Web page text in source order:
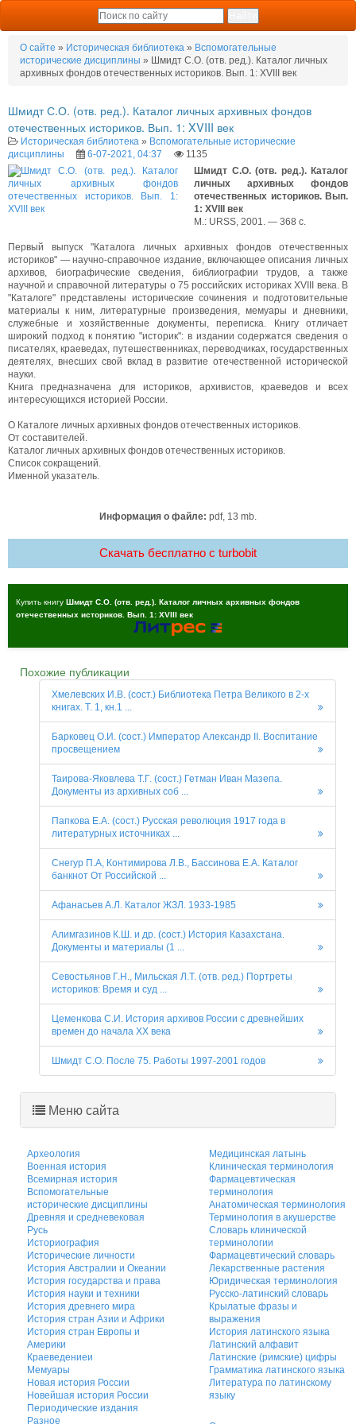
О сайте » Историческая библиотека » Вспомогательные
исторические дисциплины » Шмидт С.О. (отв. ред.). Каталог личных
архивных фондов отечественных историков. Вып. 1: XVIII век
Шмидт С.О. (отв. ред.). Каталог личных архивных фондов
отечественных историков. Вып. 1: XVIII век
Историческая библиотека » Вспомогательные исторические
дисциплины
6-07-2021, 04:37
1135
Шмидт С.О. (отв. ред.). Каталог
личных архивных фондов
отечественных историков. Вып.
1: XVIII век
М.: URSS, 2001. — 368 с.
Первый выпуск "Каталога личных архивных фондов отечественных
историков" — научно-справочное издание, включающее описания личных
архивов, биографические сведения, библиографии трудов, а также
научной и справочной литературы о 75 российских историках XVIII века. В
"Каталоге" представлены исторические сочинения и подготовительные
материалы к ним, литературные произведения, мемуары и дневники,
служебные и хозяйственные документы, переписка. Книгу отличает
широкий подход к понятию "историк": в издании содержатся сведения о
писателях, краеведах, путешественниках, переводчиках, государственных
деятелях, внесших свой вклад в развитие отечественной исторической
науки.
Книга предназначена для историков, архивистов, краеведов и всех
интересующихся историей России.
О Каталоге личных архивных фондов отечественных историков.
От составителей.
Каталог личных архивных фондов отечественных историков.
Список сокращений.
Именной указатель.
Информация о файле: pdf, 13 mb.
Скачать бесплатно c turbobit
Купить книгу Шмидт С.О. (отв. ред.). Каталог личных архивных фондов
отечественных историков. Вып. 1: XVIII век
Похожие публикации
Хмелевских И.В. (сост.) Библиотека Петра Великого в 2-х
книгах. Т. 1, кн.1 ...
Барковец О.И. (сост.) Император Александр II. Воспитание
просвещением
Таирова-Яковлева Т.Г. (сост.) Гетман Иван Мазепа.
Документы из архивных соб ...
Папкова Е.А. (сост.) Русская революция 1917 года в
литературных источниках ...
Снегур П.А, Контимирова Л.В., Бассинова Е.А. Каталог
банкнот От Российской ...
Афанасьев A.Л. Каталог ЖЗЛ. 1933-1985
Алимгазинов К.Ш. и др. (сост.) История Казахстана.
Документы и материалы (1 ...
Севостьянов Г.Н., Мильская Л.Т. (отв. ред.) Портреты
историков: Время и суд ...
Цеменкова С.И. История архивов России с древнейших
времен до начала XX века
Шмидт С.О. После 75. Работы 1997-2001 годов
Меню сайта
Археология
Военная история
Всемирная история
Вспомогательные
исторические дисциплины
Древняя и средневековая
Русь
Историография
Исторические личности
История Австралии и Океании
История государства и права
История науки и техники
История древнего мира
История стран Азии и Африки
История стран Европы и
Америки
Краеведениеи
Мемуары
Новая история России
Новейшая история России
Периодические издания
Разное
Медицинская латынь
Клиническая терминология
Фармацевтическая
терминология
Анатомическая терминология
Терминология в акушерстве
Словарь клинической
терминологии
Фармацевтический словарь
Лекарственные растения
Юридическая терминология
Русско-латинский словарь
Крылатые фразы и
выражения
История латинского языка
Латинский алфавит
Латинские (римские) цифры
Грамматика латинского языка
Литература по латинскому
языку